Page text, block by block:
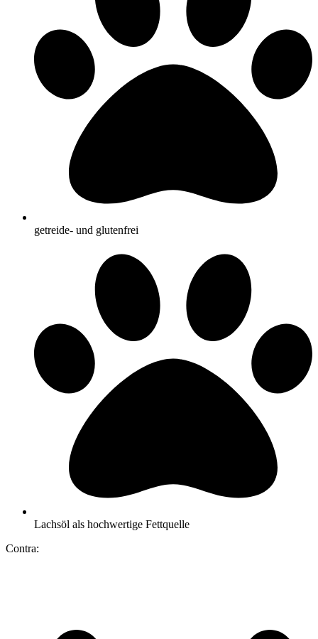
getreide- und glutenfrei
Lachsöl als hochwertige Fettquelle
Contra: